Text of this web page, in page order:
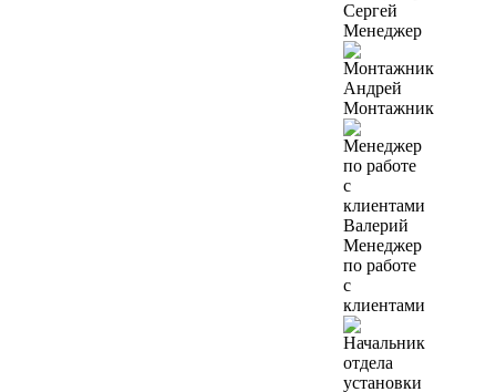
Сергей
Менеджер
Андрей
Монтажник
Валерий
Менеджер
по работе
с
клиентами